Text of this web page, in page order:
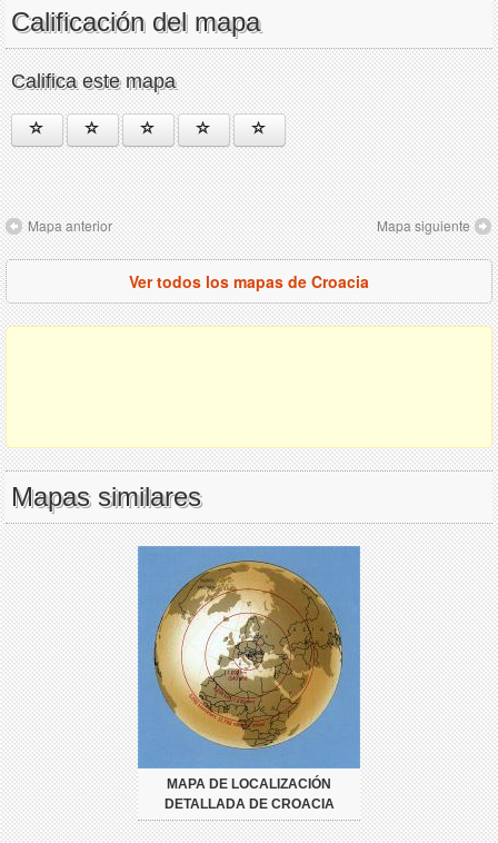
Calificación del mapa
Califica este mapa
Mapa anterior Mapa siguiente
Ver todos los mapas de Croacia
Mapas similares
MAPA DE LOCALIZACIÓN
DETALLADA DE CROACIA